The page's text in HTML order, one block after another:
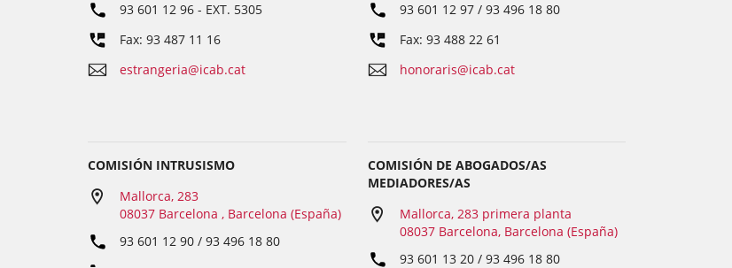
93 601 12 96 - EXT. 5305
Fax: 93 487 11 16
estrangeria@icab.cat
93 601 12 97 / 93 496 18 80
Fax: 93 488 22 61
honoraris@icab.cat
COMISIÓN INTRUSISMO
Mallorca, 283
08037 Barcelona , Barcelona (España)
93 601 12 90 / 93 496 18 80
COMISIÓN DE ABOGADOS/AS
MEDIADORES/AS
Mallorca, 283 primera planta
08037 Barcelona, Barcelona (España)
93 601 13 20 / 93 496 18 80